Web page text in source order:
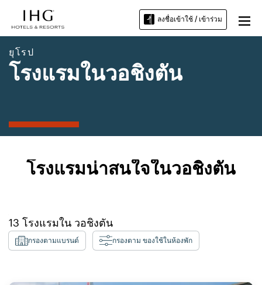
ลงชื่อเข้าใช้ / เข้าร่วม
ยุโรป
โรงแรมในวอชิงตัน
โรงแรมน่าสนใจในวอชิงตัน
13 โรงแรมใน วอชิงตัน
กรองตามแบรนด์ กรองตาม ของใช้ในห้องพัก